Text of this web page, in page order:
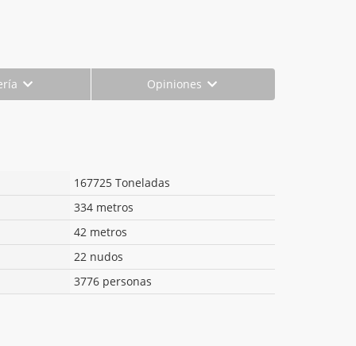
Opiniones
167725 Toneladas
334 metros
42 metros
22 nudos
3776 personas